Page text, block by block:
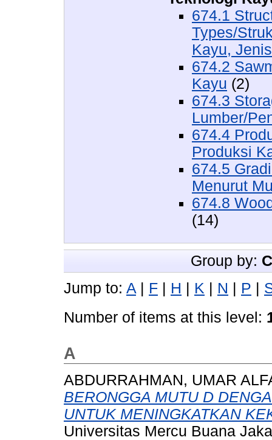
674.1
Types/
Kayu,
674.2
Kayu (2)
674.3
Lumber/
674.4
Produksi
674.5
Menurut
674.8
(14)
Group by:
Jump to: A F H K N P
Number of items at this level:
A
ABDURRAHMAN, UMAR
BERONGGA MUTU D
UNTUK MENINGKATKAN
Universitas Mercu Buana